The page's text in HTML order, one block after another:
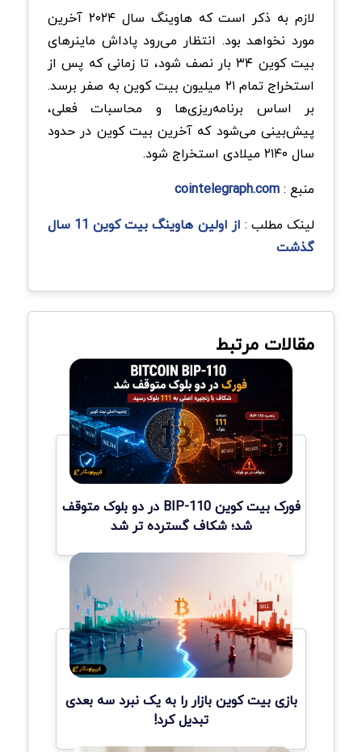
لازم به ذکر است که هاوینگ سال ۲۰۲۴ آخرین
مورد نخواهد بود. انتظار می‌رود پاداش ماینرهای
بیت کوین ۳۴ بار نصف شود، تا زمانی که پس از
استخراج تمام ۲۱ میلیون بیت کوین به صفر برسد.
بر اساس برنامه‌ریزی‌ها و محاسبات فعلی،
پیش‌بینی می‌شود که آخرین بیت کوین در حدود
سال ۲۱۴۰ میلادی استخراج شود.
منبع :cointelegraph.com
لینک مطلب :
از اولین هاوینگ بیت کوین 11 سال
گذشت
مقالات مرتبط
فورک بیت کوین BIP-110 در دو بلوک متوقف
شد؛ شکاف گسترده تر شد
بازی بیت کوین بازار را به یک نبرد سه بعدی
تبدیل کرد!